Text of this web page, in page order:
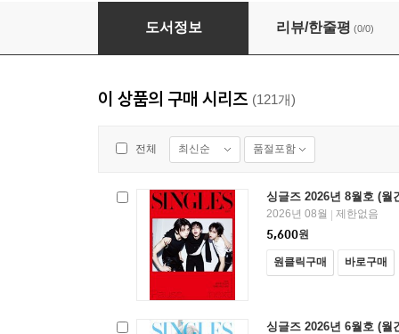
싱글즈 2026년 3월호 (월간)
도서정보 리뷰/한줄평 (0/0)
이 상품의 구매 시리즈 (121개)
전체 최신순 품절포함
싱글즈 2026년 8월호 (월
2026년 08월 | 제한없음
5,600원
원클릭구매 바로구매
싱글즈 2026년 6월호 (월